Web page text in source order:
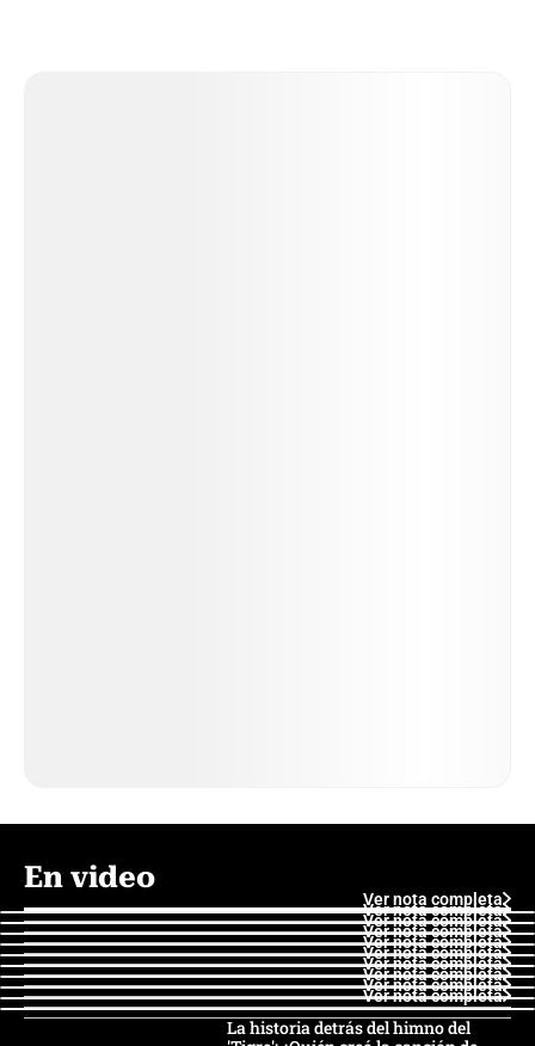
En video
Ver nota completa
Ver nota completa
Ver nota completa
Ver nota completa
Ver nota completa
Ver nota completa
Ver nota completa
Ver nota completa
Ver nota completa
Ver nota completa
La historia detrás del himno del